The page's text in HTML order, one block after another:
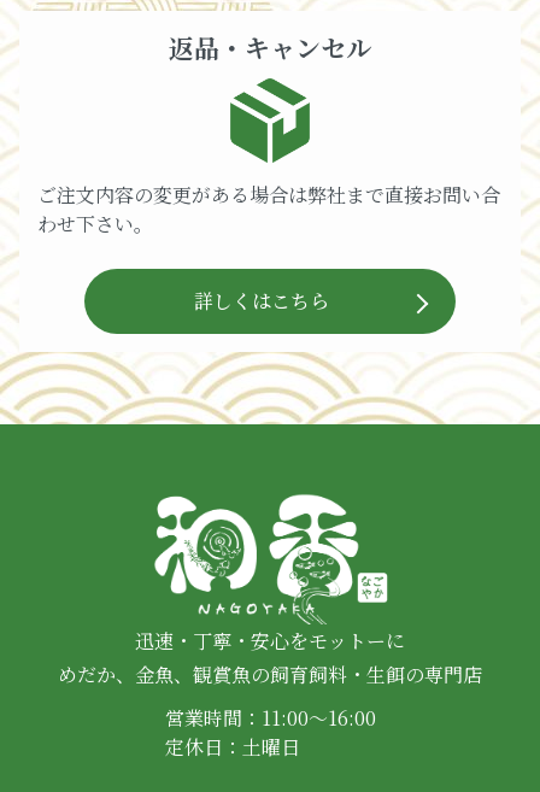
返品・キャンセル
ご注文内容の変更がある場合は弊社まで直接お問い合
わせ下さい。
詳しくはこちら
迅速・丁寧・安心をモットーに
めだか、金魚、観賞魚の飼育飼料・生餌の専門店
営業時間：11:00～16:00
定休日：土曜日